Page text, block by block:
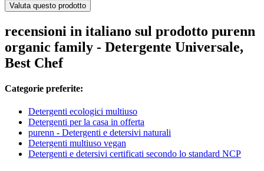
Valuta questo prodotto
recensioni in italiano sul prodotto purenn
organic family - Detergente Universale,
Best Chef
Categorie preferite:
Detergenti ecologici multiuso
Detergenti per la casa in offerta
purenn - Detergenti e detersivi naturali
Detergenti multiuso vegan
Detergenti e detersivi certificati secondo lo standard NCP